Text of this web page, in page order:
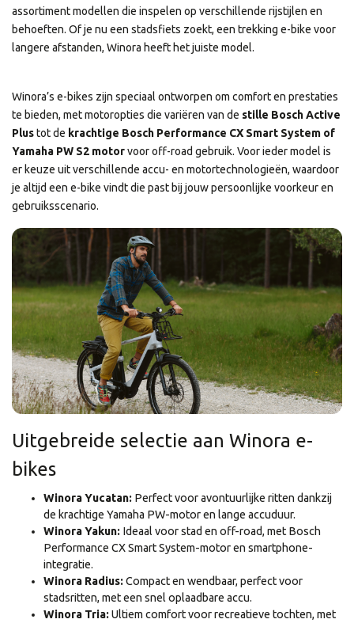
assortiment modellen die inspelen op verschillende rijstijlen en
behoeften. Of je nu een stadsfiets zoekt, een trekking e-bike voor
langere afstanden, Winora heeft het juiste model.
Winora’s e-bikes zijn speciaal ontworpen om comfort en prestaties
te bieden, met motoropties die variëren van de stille Bosch Active
Plustot de krachtige Bosch Performance CX Smart System of
Yamaha PW S2 motorvoor off-road gebruik. Voor ieder model is
er keuze uit verschillende accu- en motortechnologieën, waardoor
je altijd een e-bike vindt die past bij jouw persoonlijke voorkeur en
gebruiksscenario.
Uitgebreide selectie aan Winora e-
bikes
Winora Yucatan: Perfect voor avontuurlijke ritten dankzij
de krachtige Yamaha PW-motor en lange accuduur.
Winora Yakun: Ideaal voor stad en off-road, met Bosch
Performance CX Smart System-motor en smartphone-
integratie.
Winora Radius:Compact en wendbaar, perfect voor
stadsritten, met een snel oplaadbare accu.
Winora Tria:Ultiem comfort voor recreatieve tochten, met